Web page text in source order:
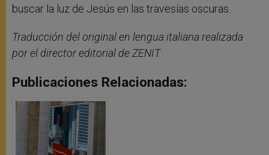
buscar la luz de Jesús en las travesías oscuras.
Traducción del original en lengua italiana realizada
por el director editorial de ZENIT.
Publicaciones Relacionadas: